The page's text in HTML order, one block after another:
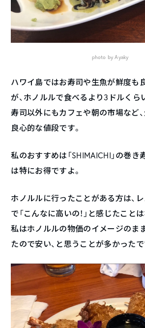
photo by Ayaky
ハワイ島ではお寿司や生魚が鮮度も
が、ホノルルで食べるより3ドルくら
寿司以外にもカフェや朝の市場など
良心的な値段です。
私のおすすめは「SHIMAICHI」の巻き
は特にお得ですよ。
ホノルルに行ったことがある方は、
で「こんなに高いの！」と感じたこと
私はホノルルの物価のイメージのま
たので安い、と思うことが多かったで